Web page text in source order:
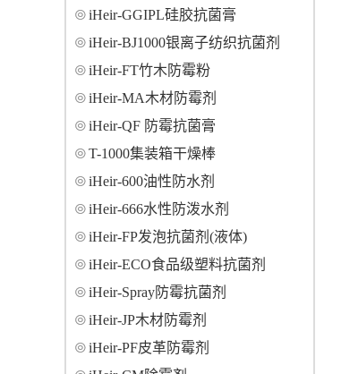
iHeir-GGIPL硅胶抗菌膏
iHeir-BJ1000银离子纺织抗菌剂
iHeir-FT竹木防霉粉
iHeir-MA木材防霉剂
iHeir-QF 防霉抗菌膏
T-1000集装箱干燥棒
iHeir-600油性防水剂
iHeir-666水性防泼水剂
iHeir-FP发泡抗菌剂(液体)
iHeir-ECO食品级塑料抗菌剂
iHeir-Spray防霉抗菌剂
iHeir-JP木材防霉剂
iHeir-PF皮革防霉剂